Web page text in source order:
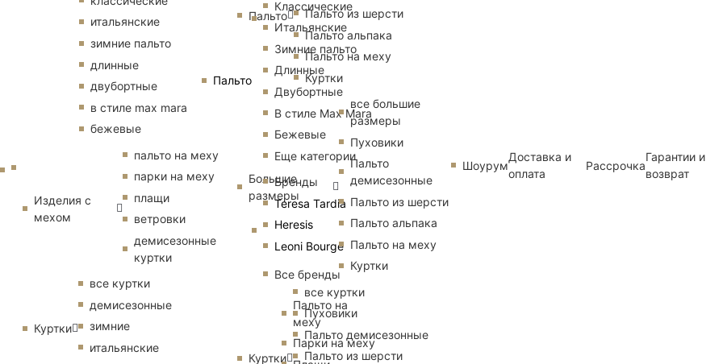
Пальто
Классические
Итальянские
Зимние пальто
Длинные
Двубортные
В стиле Max Mara
Бежевые
Еще категории
Бренды
Teresa Tardia
Heresis
Leoni Bourge
Все бренды
Пальто на
меху
Парки на меху
итальянские
зимние пальто
длинные
двубортные
в стиле max mara
бежевые
Изделия с
мехом
пальто на меху
парки на меху
плащи
ветровки
демисезонные
куртки
Куртки
все куртки
демисезонные
зимние
итальянские
Пальто
Пальто из шерсти
Пальто альпака
Пальто на меху
Куртки
Большие
размеры
все большие
размеры
Пуховики
Пальто
демисезонные
Пальто из шерсти
Пальто альпака
Пальто на меху
Куртки
Куртки
все куртки
Пуховики
Пальто демисезонные
Пальто из шерсти
Шоурум
Доставка и
оплата
Рассрочка
Гарантии и
возврат